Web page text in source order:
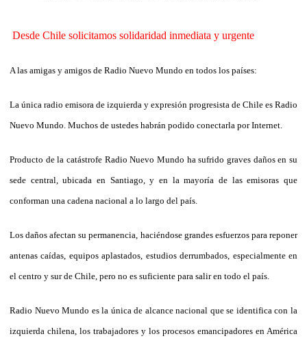
Desde Chile solicitamos solidaridad inmediata y urgente
A las amigas y amigos de Radio Nuevo Mundo en todos los países:
La única radio emisora de izquierda y expresión progresista de Chile es Radio
Nuevo Mundo. Muchos de ustedes habrán podido conectarla por Internet.
Producto de la catástrofe Radio Nuevo Mundo ha sufrido graves daños en su
sede central, ubicada en Santiago, y en la mayoría de las emisoras que
conforman una cadena nacional a lo largo del país.
Los daños afectan su permanencia, haciéndose grandes esfuerzos para reponer
antenas caídas, equipos aplastados, estudios derrumbados, especialmente en
el centro y sur de Chile, pero no es suficiente para salir en todo el país.
Radio Nuevo Mundo es la única de alcance nacional que se identifica con la
izquierda chilena, los trabajadores y los procesos emancipadores en América